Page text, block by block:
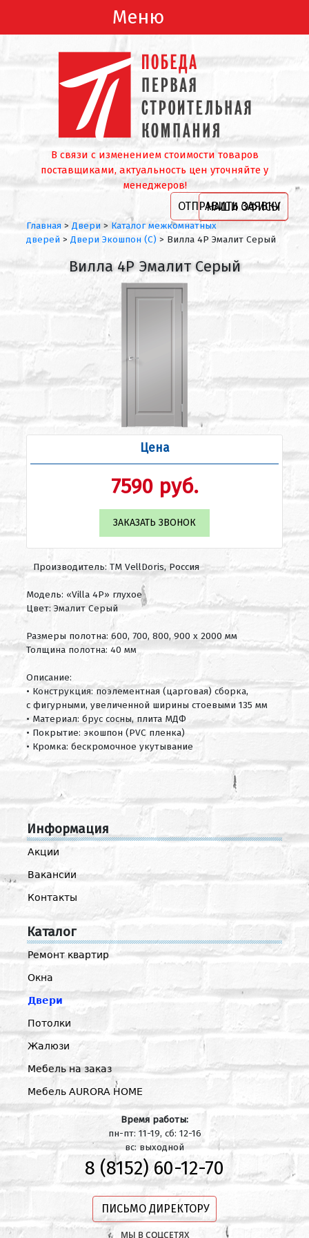
Меню
В связи с изменением стоимости товаров
поставщиками, актуальность цен уточняйте у
менеджеров!
ОТПРАВИТЬ ЗАЯВКУ
НАШИ ОФИСЫ
Главная > Двери > Каталог межкомнатных
дверей > Двери Экошпон (С) > Вилла 4Р Эмалит Серый
Вилла 4Р Эмалит Серый
Цена
7590 руб.
ЗАКАЗАТЬ ЗВОНОК
Производитель: ТМ VellDoris, Россия
Модель: «Villa 4P» глухое
Цвет: Эмалит Серый
Размеры полотна: 600, 700, 800, 900 х 2000 мм
Толщина полотна: 40 мм
Описание:
• Конструкция: поэлементная (царговая) сборка,
с фигурными, увеличенной ширины стоевыми 135 мм
• Материал: брус сосны, плита МДФ
• Покрытие: экошпон (PVC пленка)
• Кромка: бескромочное укутывание
Информация
Акции
Вакансии
Контакты
Каталог
Ремонт квартир
Окна
Двери
Потолки
Жалюзи
Мебель на заказ
Мебель AURORA HOME
Время работы:
пн-пт: 11-19, сб: 12-16
вс: выходной
8 (8152) 60-12-70
ПИСЬМО ДИРЕКТОРУ
МЫ В СОЦСЕТЯХ